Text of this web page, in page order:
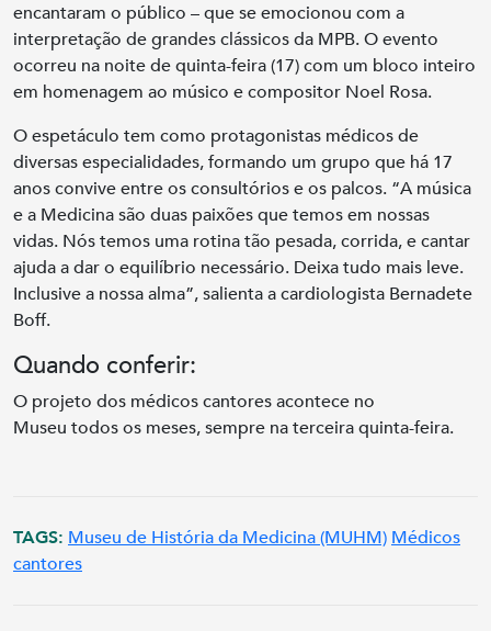
encantaram o público – que se emocionou com a
interpretação de grandes clássicos da MPB. O evento
ocorreu na noite de quinta-feira (17) com um bloco inteiro
em homenagem ao músico e compositor Noel Rosa.
O espetáculo tem como protagonistas médicos de
diversas especialidades, formando um grupo que há 17
anos convive entre os consultórios e os palcos. “A música
e a Medicina são duas paixões que temos em nossas
vidas. Nós temos uma rotina tão pesada, corrida, e cantar
ajuda a dar o equilíbrio necessário. Deixa tudo mais leve.
Inclusive a nossa alma”, salienta a cardiologista Bernadete
Boff.
Quando conferir:
O projeto dos médicos cantores acontece no
Museu todos os meses, sempre na terceira quinta-feira.
TAGS: Museu de História da Medicina (MUHM) Médicos
cantores